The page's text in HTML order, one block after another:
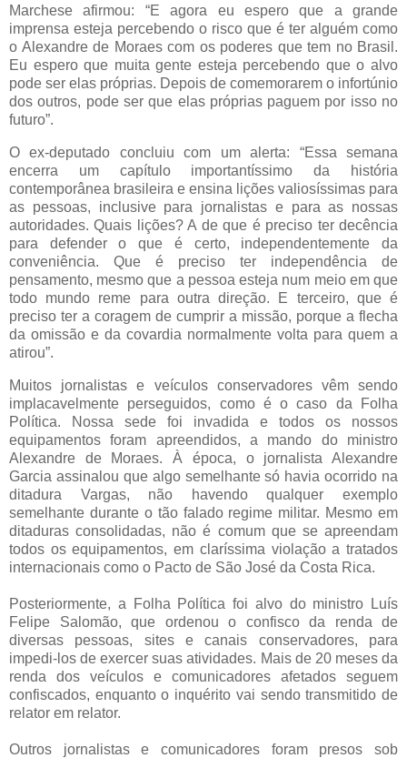
Marchese afirmou: “E agora eu espero que a grande
imprensa esteja percebendo o risco que é ter alguém como
o Alexandre de Moraes com os poderes que tem no Brasil.
Eu espero que muita gente esteja percebendo que o alvo
pode ser elas próprias. Depois de comemorarem o infortúnio
dos outros, pode ser que elas próprias paguem por isso no
futuro”.
O ex-deputado concluiu com um alerta: “Essa semana
encerra um capítulo importantíssimo da história
contemporânea brasileira e ensina lições valiosíssimas para
as pessoas, inclusive para jornalistas e para as nossas
autoridades. Quais lições? A de que é preciso ter decência
para defender o que é certo, independentemente da
conveniência. Que é preciso ter independência de
pensamento, mesmo que a pessoa esteja num meio em que
todo mundo reme para outra direção. E terceiro, que é
preciso ter a coragem de cumprir a missão, porque a flecha
da omissão e da covardia normalmente volta para quem a
atirou”.
Muitos jornalistas e veículos conservadores vêm sendo
implacavelmente perseguidos, como é o caso da Folha
Política. Nossa sede foi invadida e todos os nossos
equipamentos foram apreendidos, a mando do ministro
Alexandre de Moraes. À época, o jornalista Alexandre
Garcia assinalou que algo semelhante só havia ocorrido na
ditadura Vargas, não havendo qualquer exemplo
semelhante durante o tão falado regime militar. Mesmo em
ditaduras consolidadas, não é comum que se apreendam
todos os equipamentos, em claríssima violação a tratados
internacionais como o Pacto de São José da Costa Rica.
Posteriormente, a Folha Política foi alvo do ministro Luís
Felipe Salomão, que ordenou o confisco da renda de
diversas pessoas, sites e canais conservadores, para
impedi-los de exercer suas atividades. Mais de 20 meses da
renda dos veículos e comunicadores afetados seguem
confiscados, enquanto o inquérito vai sendo transmitido de
relator em relator.
Outros jornalistas e comunicadores foram presos sob